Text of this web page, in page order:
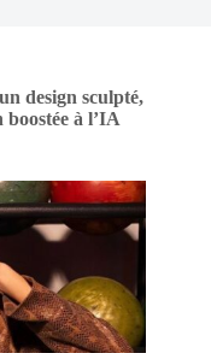
design sculpté,
à l’IA